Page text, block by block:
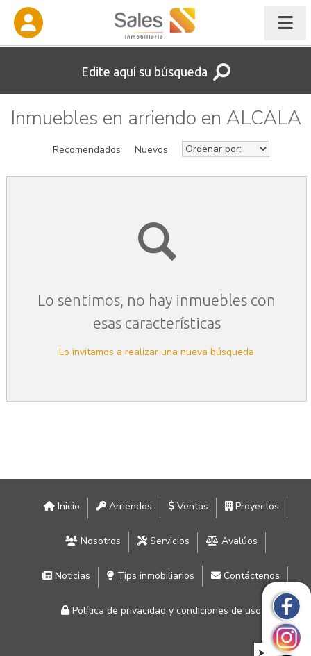
Edite aquí su búsqueda
Inmuebles en arriendo en ALCALA
Recomendados Nuevos
Lo sentimos, no hay inmuebles con
esas características
Lo invitamos a realizar una nueva búsqueda
Inicio Arriendos Ventas Proyectos
Nosotros Servicios Avalúos
Noticias Tips inmobiliarios Contáctenos
Política de privacidad y condiciones de uso
➤